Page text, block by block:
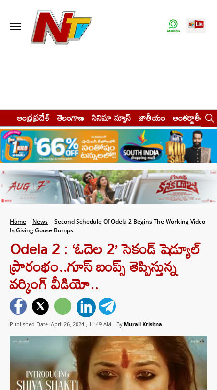
ఆంధ్రప్రదేశ్ తెలంగాణ సినిమా న్యూస్ జాతీయం అంతర్జాతీయం
Home News
Second Schedule Of Odela 2 Begins The Working Video
Is Giving Goose Bumps
Odela 2 : ‘ఓదెల 2’ సెకండ్ షెడ్యూల్
ప్రారంభం..గూస్ బంప్స్ తెప్పిస్తున్న
వర్కింగ్ వీడియో..
Published Date :April 26, 2024 , 11:49 AM By Murali Krishna